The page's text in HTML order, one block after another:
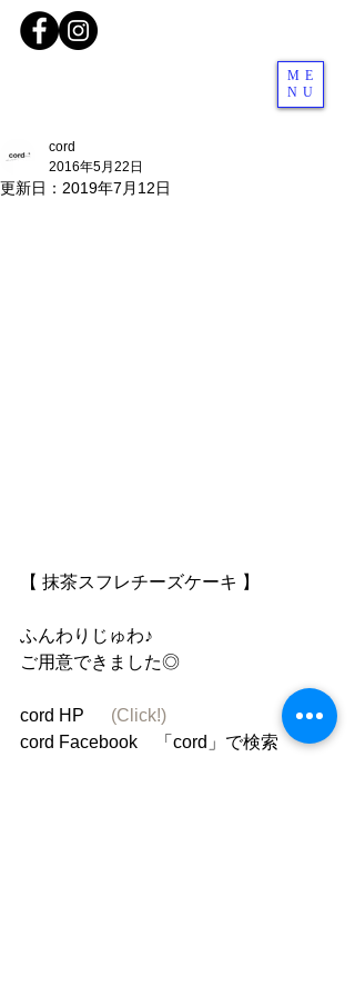
ME
NU
cord
2016年5月22日
更新日： 2019年7月12日
【 抹茶スフレチーズケーキ 】
ふんわりじゅわ♪
ご用意できました◎
cord HP (Click!)
cord Facebook　「cord」で検索